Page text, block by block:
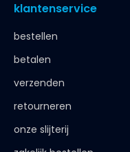
klantenservice
bestellen
betalen
verzenden
retourneren
onze slijterij